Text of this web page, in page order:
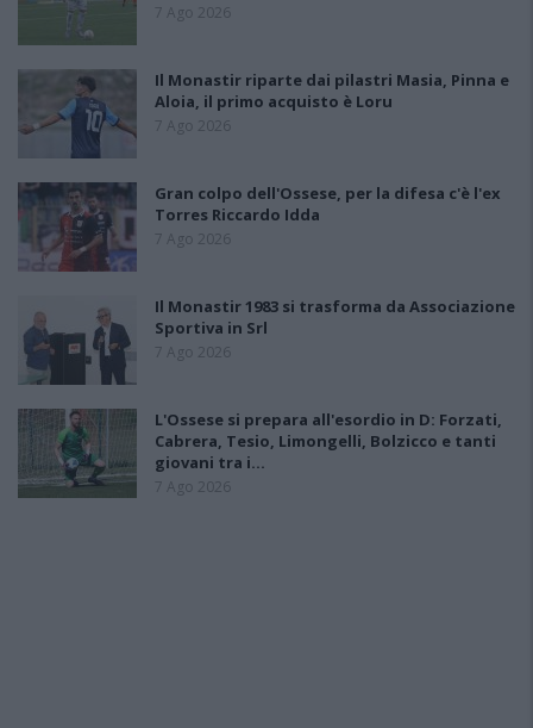
7 Ago 2026
Il Monastir riparte dai pilastri Masia, Pinna e
Aloia, il primo acquisto è Loru
7 Ago 2026
Gran colpo dell'Ossese, per la difesa c'è l'ex
Torres Riccardo Idda
7 Ago 2026
Il Monastir 1983 si trasforma da Associazione
Sportiva in Srl
7 Ago 2026
L'Ossese si prepara all'esordio in D: Forzati,
Cabrera, Tesio, Limongelli, Bolzicco e tanti
giovani tra i…
7 Ago 2026